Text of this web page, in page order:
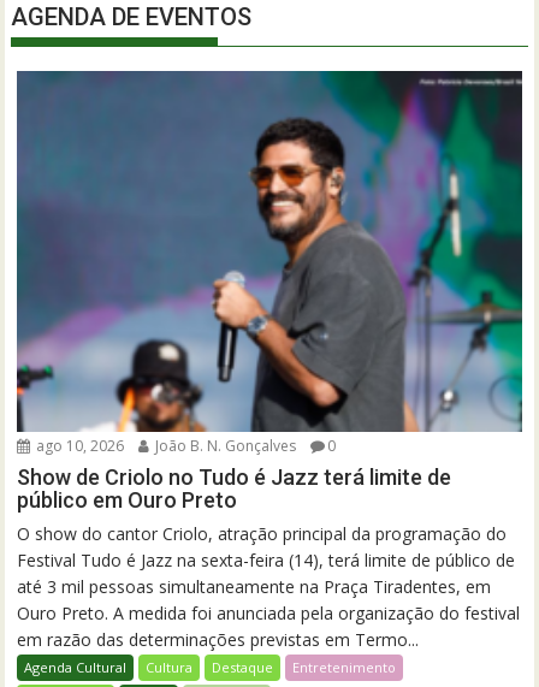
AGENDA DE EVENTOS
ago 10, 2026 João B. N. Gonçalves 0
Show de Criolo no Tudo é Jazz terá limite de
público em Ouro Preto
O show do cantor Criolo, atração principal da programação do
Festival Tudo é Jazz na sexta-feira (14), terá limite de público de
até 3 mil pessoas simultaneamente na Praça Tiradentes, em
Ouro Preto. A medida foi anunciada pela organização do festival
em razão das determinações previstas em Termo...
Agenda Cultural Cultura Destaque
Entretenimento